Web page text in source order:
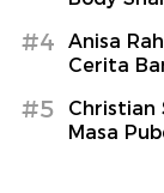
#4
Anisa
Cerita
#5
Christian
Masa